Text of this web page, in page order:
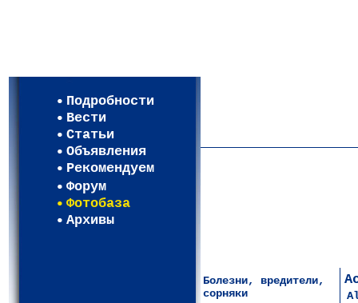
Подробности
Вести
Статьи
Объявления
Рекомендуем
Форум
Фотобаза
Архивы
Болезни, вредители,
сорняки